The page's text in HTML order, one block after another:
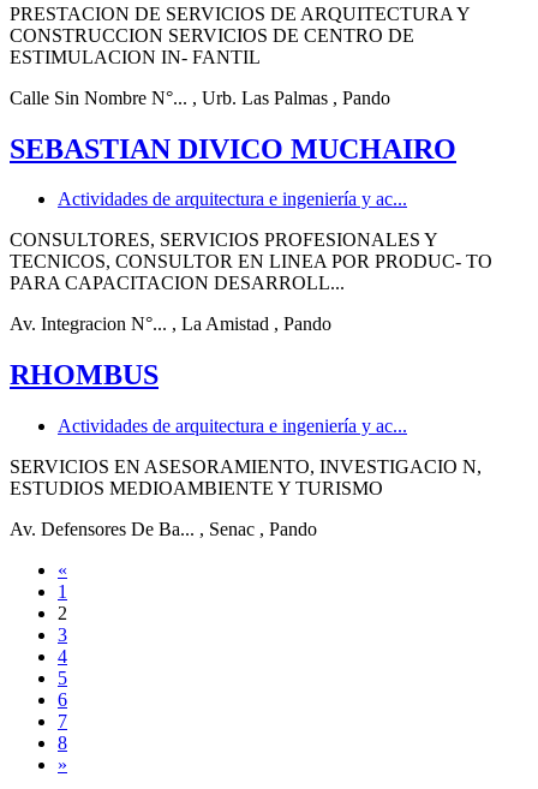
PRESTACION DE SERVICIOS DE ARQUITECTURA Y
CONSTRUCCION SERVICIOS DE CENTRO DE
ESTIMULACION IN- FANTIL
Calle Sin Nombre N°... , Urb. Las Palmas , Pando
SEBASTIAN DIVICO MUCHAIRO
Actividades de arquitectura e ingeniería y ac...
CONSULTORES, SERVICIOS PROFESIONALES Y
TECNICOS, CONSULTOR EN LINEA POR PRODUC- TO
PARA CAPACITACION DESARROLL...
Av. Integracion N°... , La Amistad , Pando
RHOMBUS
Actividades de arquitectura e ingeniería y ac...
SERVICIOS EN ASESORAMIENTO, INVESTIGACIO N,
ESTUDIOS MEDIOAMBIENTE Y TURISMO
Av. Defensores De Ba... , Senac , Pando
«
1
2
3
4
5
6
7
8
»